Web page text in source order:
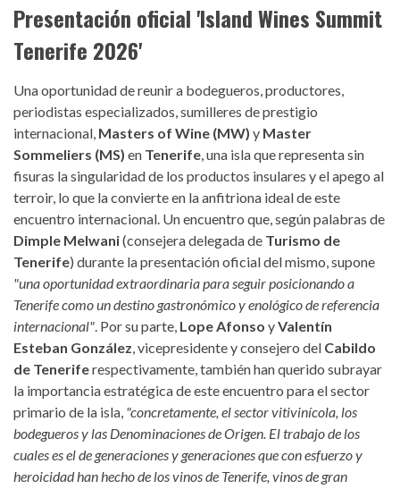
Presentación oficial 'Island Wines Summit
Tenerife 2026'
Una oportunidad de reunir a bodegueros, productores,
periodistas especializados, sumilleres de prestigio
internacional, Masters of Wine (MW) y Master
Sommeliers (MS) en Tenerife, una isla que representa sin
fisuras la singularidad de los productos insulares y el apego al
terroir, lo que la convierte en la anfitriona ideal de este
encuentro internacional. Un encuentro que, según palabras de
Dimple Melwani(consejera delegada de Turismo de
Tenerife) durante la presentación oficial del mismo, supone
"una oportunidad extraordinaria para seguir posicionando a
Tenerife como un destino gastronómico y enológico de referencia
internacional". Por su parte, Lope Afonso yValentín
Esteban González, vicepresidente y consejero del Cabildo
de Teneriferespectivamente, también han querido subrayar
la importancia estratégica de este encuentro para el sector
primario de la isla, "concretamente, el sector vitivinícola, los
bodegueros y las Denominaciones de Origen. El trabajo de los
cuales es el de generaciones y generaciones que con esfuerzo y
heroicidad han hecho de los vinos de Tenerife, vinos de gran